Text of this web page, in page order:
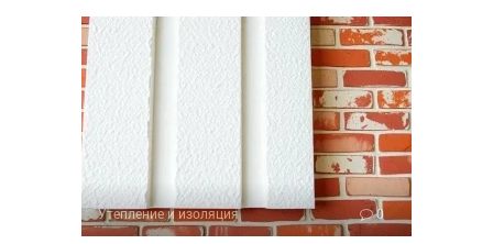
Утепление и изоляция 0